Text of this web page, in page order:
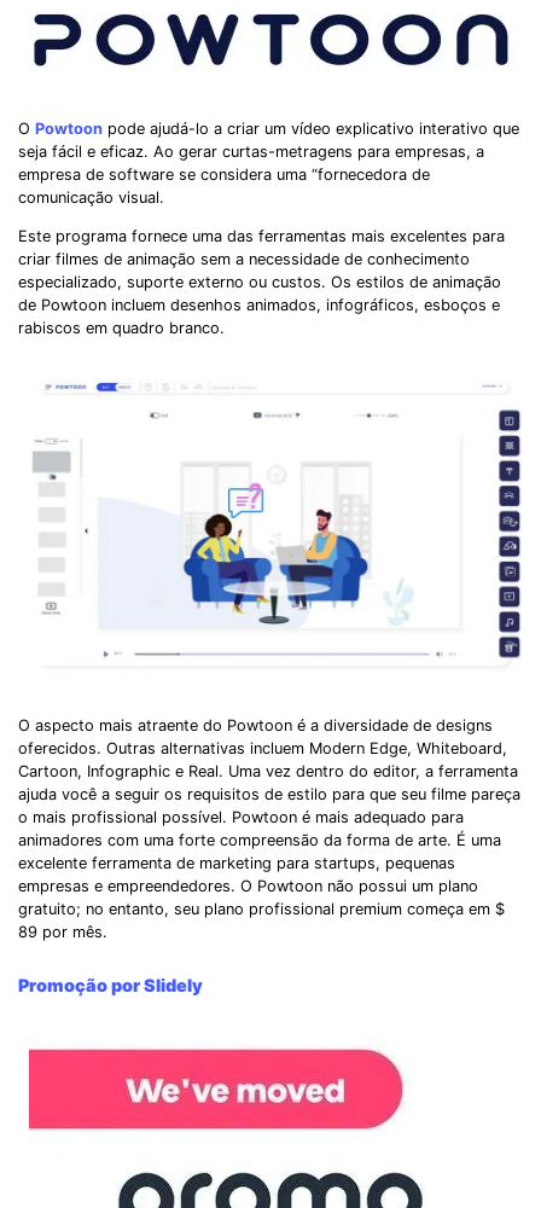
O Powtoon pode ajudá-lo a criar um vídeo explicativo interativo que
seja fácil e eficaz. Ao gerar curtas-metragens para empresas, a
empresa de software se considera uma “fornecedora de
comunicação visual.
Este programa fornece uma das ferramentas mais excelentes para
criar filmes de animação sem a necessidade de conhecimento
especializado, suporte externo ou custos. Os estilos de animação
de Powtoon incluem desenhos animados, infográficos, esboços e
rabiscos em quadro branco.
O aspecto mais atraente do Powtoon é a diversidade de designs
oferecidos. Outras alternativas incluem Modern Edge, Whiteboard,
Cartoon, Infographic e Real. Uma vez dentro do editor, a ferramenta
ajuda você a seguir os requisitos de estilo para que seu filme pareça
o mais profissional possível. Powtoon é mais adequado para
animadores com uma forte compreensão da forma de arte. É uma
excelente ferramenta de marketing para startups, pequenas
empresas e empreendedores. O Powtoon não possui um plano
gratuito; no entanto, seu plano profissional premium começa em $
89 por mês.
Promoção por Slidely